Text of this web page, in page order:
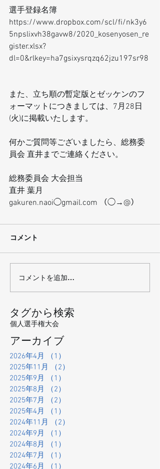
選手登録名簿
https://www.dropbox.com/scl/fi/nk3y6
5npslixvh38gavw8/2020_kosenyosen_re
gister.xlsx?
dl=0&rlkey=ha7gsixysrqzq62jzu197sr98
また、立ち順の暫定版とゼッケンのフ
ォーマットにつきましては、7月28日
(火)に掲載いたします。
何かご質問等ございましたら、総務委
員会 直井までご連絡ください。
総務委員会 大会担当
直井 葉月
gakuren.naoi◯gmail.com （◯→@）
コメント
コメントを追加…
タグから検索
個人選手権大会
アーカイブ
2026年4月 （1）
2025年11月
（2）
2025年9月
（1）
2025年8月
（2）
2025年7月
（2）
2025年4月
（1）
2024年11月
（2）
2024年9月
（1）
2024年8月
（1）
2024年7月
（1）
2024年6月
（1）